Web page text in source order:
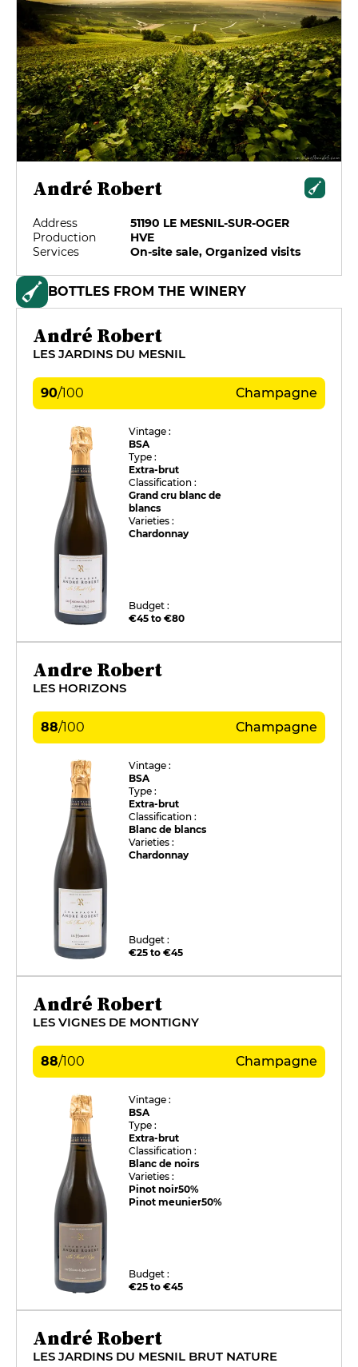
André Robert
Address
51190 LE MESNIL-SUR-OGER
Production
HVE
Services
On-site sale, Organized visits
BOTTLES FROM THE WINERY
André Robert
LES JARDINS DU MESNIL
90/100 Champagne
Vintage :
BSA
Type :
Extra-brut
Classification :
Grand cru blanc de
blancs
Varieties :
Chardonnay
Budget :
€45 to €80
Andre Robert
LES HORIZONS
88/100 Champagne
Vintage :
BSA
Type :
Extra-brut
Classification :
Blanc de blancs
Varieties :
Chardonnay
Budget :
€25 to €45
André Robert
LES VIGNES DE MONTIGNY
88/100 Champagne
Vintage :
BSA
Type :
Extra-brut
Classification :
Blanc de noirs
Varieties :
Pinot noir50%
Pinot meunier50%
Budget :
€25 to €45
André Robert
LES JARDINS DU MESNIL BRUT NATURE